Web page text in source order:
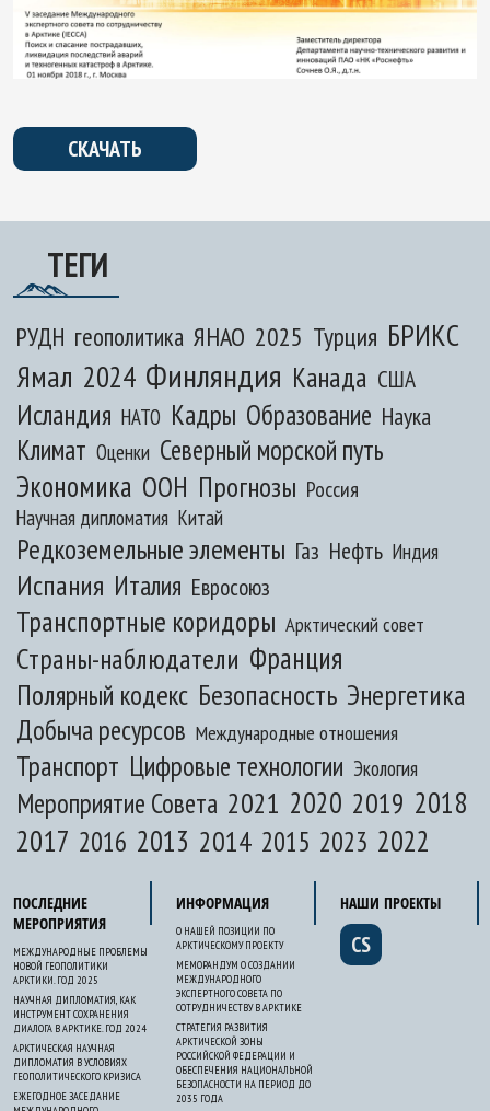
СКАЧАТЬ
ТЕГИ
РУДН геополитика ЯНАО 2025 Турция БРИКС
Ямал 2024 Финляндия Канада США
Исландия НАТО Кадры Образование Наука
Климат Оценки Северный морской путь
Экономика ООН Прогнозы Россия
Научная дипломатия Китай
Редкоземельные элементы Газ Нефть Индия
Испания Италия Евросоюз
Транспортные коридоры Арктический совет
Страны-наблюдатели Франция
Полярный кодекс Безопасность Энергетика
Добыча ресурсов Международные отношения
Транспорт Цифровые технологии Экология
Мероприятие Совета 2021 2020 2019 2018
2017 2016 2013 2014 2015 2023 2022
ПОСЛЕДНИЕ
МЕРОПРИЯТИЯ
МЕЖДУНАРОДНЫЕ ПРОБЛЕМЫ
НОВОЙ ГЕОПОЛИТИКИ
АРКТИКИ. ГОД 2025
НАУЧНАЯ ДИПЛОМАТИЯ, КАК
ИНСТРУМЕНТ СОХРАНЕНИЯ
ДИАЛОГА В АРКТИКЕ. ГОД 2024
АРКТИЧЕСКАЯ НАУЧНАЯ
ДИПЛОМАТИЯ В УСЛОВИЯХ
ГЕОПОЛИТИЧЕСКОГО КРИЗИСА
ЕЖЕГОДНОЕ ЗАСЕДАНИЕ
ИНФОРМАЦИЯ
О НАШЕЙ ПОЗИЦИИ ПО
АРКТИЧЕСКОМУ ПРОЕКТУ
МЕМОРАНДУМ О СОЗДАНИИ
МЕЖДУНАРОДНОГО
ЭКСПЕРТНОГО СОВЕТА ПО
СОТРУДНИЧЕСТВУ В АРКТИКЕ
СТРАТЕГИЯ РАЗВИТИЯ
АРКТИЧЕСКОЙ ЗОНЫ
РОССИЙСКОЙ ФЕДЕРАЦИИ И
ОБЕСПЕЧЕНИЯ НАЦИОНАЛЬНОЙ
БЕЗОПАСНОСТИ НА ПЕРИОД ДО
2035 ГОДА
НАШИ ПРОЕКТЫ
CS